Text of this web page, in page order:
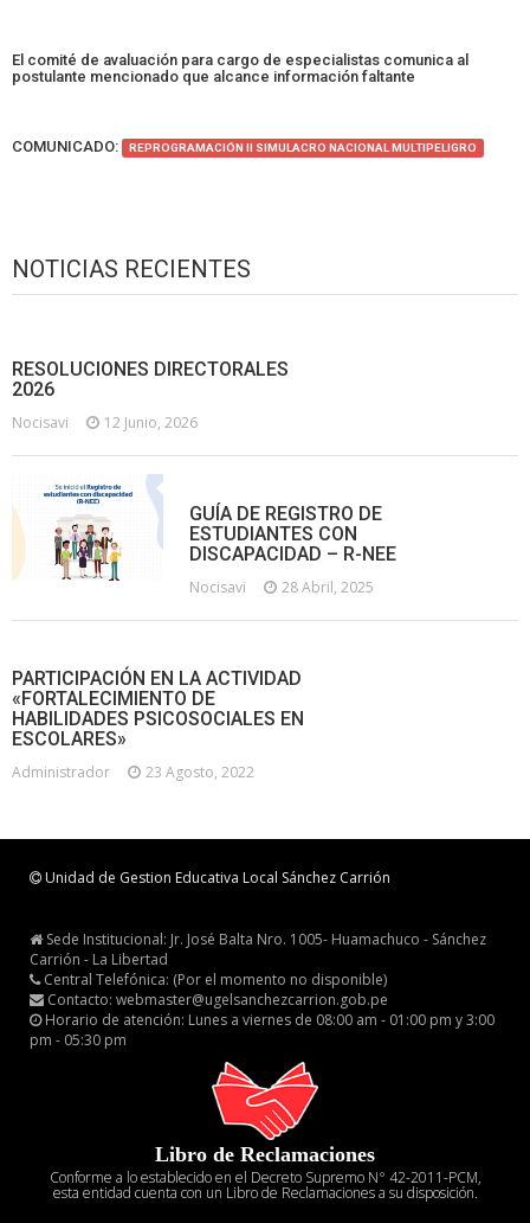
El comité de avaluación para cargo de especialistas comunica al
postulante mencionado que alcance información faltante
COMUNICADO: REPROGRAMACIÓN II SIMULACRO NACIONAL MULTIPELIGRO
NOTICIAS RECIENTES
RESOLUCIONES DIRECTORALES
2026
Nocisavi 12 Junio, 2026
GUÍA DE REGISTRO DE
ESTUDIANTES CON
DISCAPACIDAD – R-NEE
Nocisavi 28 Abril, 2025
PARTICIPACIÓN EN LA ACTIVIDAD
«FORTALECIMIENTO DE
HABILIDADES PSICOSOCIALES EN
ESCOLARES»
Administrador 23 Agosto, 2022
Unidad de Gestion Educativa Local Sánchez Carrión
Sede Institucional: Jr. José Balta Nro. 1005- Huamachuco - Sánchez
Carrión - La Libertad
Central Telefónica: (Por el momento no disponible)
Contacto: webmaster@ugelsanchezcarrion.gob.pe
Horario de atención: Lunes a viernes de 08:00 am - 01:00 pm y 3:00
pm - 05:30 pm
Libro de Reclamaciones
Conforme a lo establecido en el Decreto Supremo N° 42-2011-PCM,
esta entidad cuenta con un Libro de Reclamaciones a su disposición.